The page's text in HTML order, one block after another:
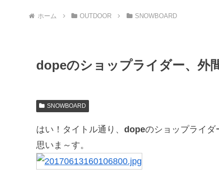
ホーム OUTDOOR SNOWBOARD
dopeのショップライダー、外
SNOWBOARD
はい！タイトル通り、 dopeのショップライダ
思いま～す。